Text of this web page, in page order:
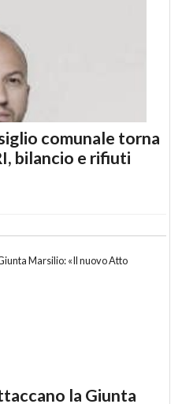
comunale torna
bilancio e rifiuti
la Giunta